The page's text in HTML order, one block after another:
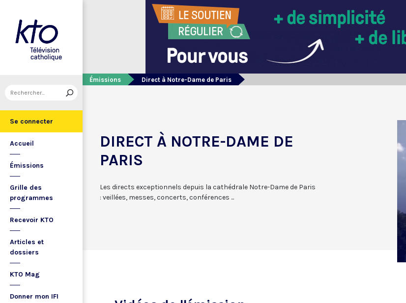
Se connecter
Accueil
Émissions
Grille des
programmes
Recevoir KTO
Articles et
dossiers
KTO Mag
Donner mon IFI
Émissions Direct à Notre-Dame de Paris
DIRECT À NOTRE-DAME DE
PARIS
Les directs exceptionnels depuis la cathédrale Notre-Dame de Paris
: veillées, messes, concerts, conférences ...